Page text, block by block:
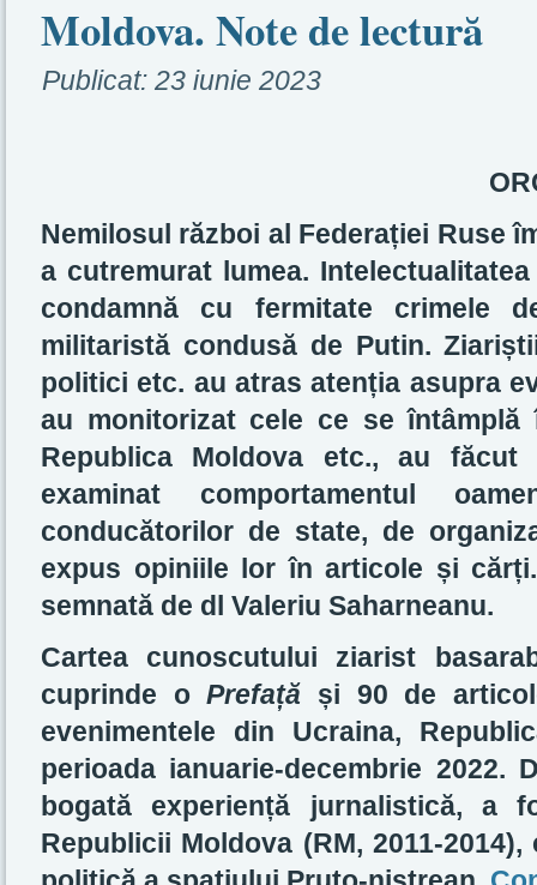
Moldova. Note de lectură
Publicat: 23 iunie 2023
Nemilosul război al Federației Ruse
a cutremurat lumea.
condamnă cu fermitate crimele
militaristă condusă de Putin.
politici etc. au atras atenția asupra
au monitorizat cele ce se întâmplă
Republica Moldova etc., au
examinat comportamentul
conducătorilor de state, de
expus opiniile lor în articole și
semnată de dl Valeriu Saharneanu.
Cartea cunoscutului ziarist
cuprinde oPrefață și 90 de
evenimentele din Ucraina,
perioada ianuarie-decembrie 2022.
bogată experiență jurnalistică, a
Republicii Moldova (RM, 2011-